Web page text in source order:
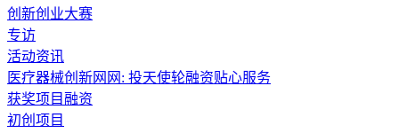
创新创业大赛
专访
活动资讯
医疗器械创新网网: 投天使轮融资贴心服务
获奖项目融资
初创项目